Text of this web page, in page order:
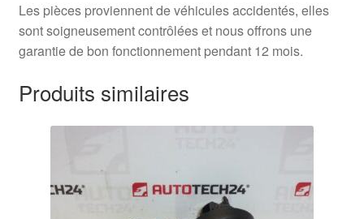
Les pièces proviennent de véhicules accidentés, elles
sont soigneusement contrôlées et nous offrons une
garantie de bon fonctionnement pendant 12 mois.
Produits similaires